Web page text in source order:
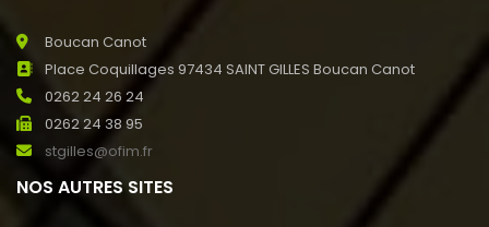
Boucan Canot
Place Coquillages 97434 SAINT GILLES Boucan Canot
0262 24 26 24
0262 24 38 95
stgilles@ofim.fr
NOS AUTRES SITES